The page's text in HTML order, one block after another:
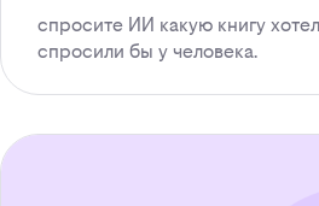
спросите ИИ какую книгу
спросили бы у человека.